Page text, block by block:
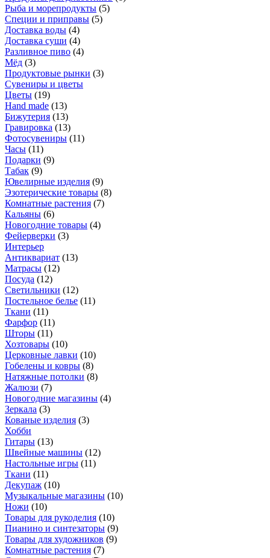
Рыба и морепродукты (5)
Специи и приправы (5)
Доставка воды (4)
Доставка суши (4)
Разливное пиво (4)
Мёд (3)
Продуктовые рынки (3)
Сувениры и цветы
Цветы (19)
Hand made (13)
Бижутерия (13)
Гравировка (13)
Фотосувениры (11)
Часы (11)
Подарки (9)
Табак (9)
Ювелирные изделия (9)
Эзотерические товары (8)
Комнатные растения (7)
Кальяны (6)
Новогодние товары (4)
Фейерверки (3)
Интерьер
Антиквариат (13)
Матрасы (12)
Посуда (12)
Светильники (12)
Постельное белье (11)
Ткани (11)
Фарфор (11)
Шторы (11)
Хозтовары (10)
Церковные лавки (10)
Гобелены и ковры (8)
Натяжные потолки (8)
Жалюзи (7)
Новогодние магазины (4)
Зеркала (3)
Кованые изделия (3)
Хобби
Гитары (13)
Швейные машины (12)
Настольные игры (11)
Ткани (11)
Декупаж (10)
Музыкальные магазины (10)
Ножи (10)
Товары для рукоделия (10)
Пианино и синтезаторы (9)
Товары для художников (9)
Комнатные растения (7)